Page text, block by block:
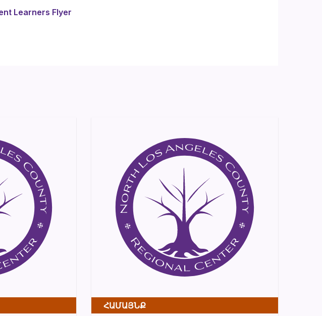
Learners Flyer
ՀԱՄԱՅՆՔ